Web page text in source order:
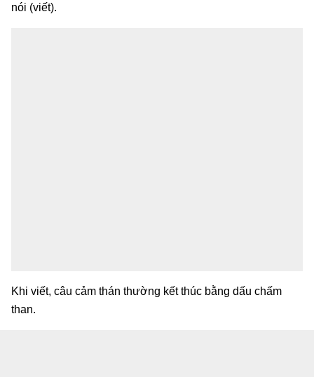
nói (viết).
Khi viết, câu cảm thán thường kết thúc bằng dấu chấm
than.